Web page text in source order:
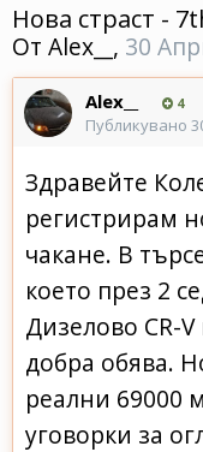
Нова страст -
От Alex__ , 30
Alex__ 4
Публикувано
Здравейте
регистрирам
чакане. В
което през 2
Дизелово CR-
добра обява.
реални 69000
уговорки за